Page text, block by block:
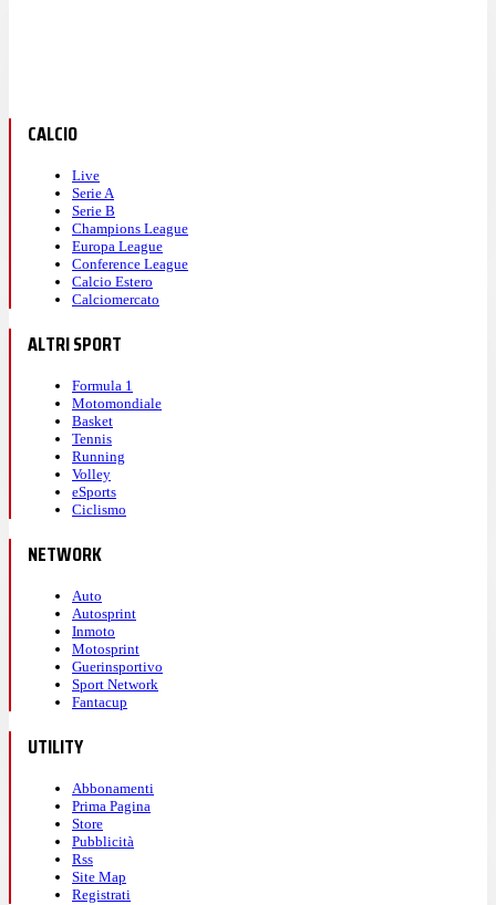
CALCIO
Live
Serie A
Serie B
Champions League
Europa League
Conference League
Calcio Estero
Calciomercato
ALTRI SPORT
Formula 1
Motomondiale
Basket
Tennis
Running
Volley
eSports
Ciclismo
NETWORK
Auto
Autosprint
Inmoto
Motosprint
Guerinsportivo
Sport Network
Fantacup
UTILITY
Abbonamenti
Prima Pagina
Store
Pubblicità
Rss
Site Map
Registrati